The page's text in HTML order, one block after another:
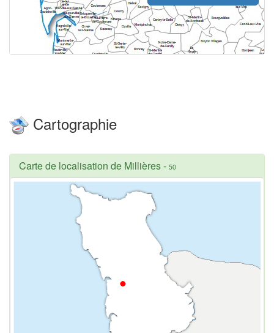
Cartographie
Carte de localisation de Millières- 50